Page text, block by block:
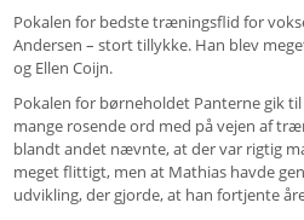
Pokalen for bedste træningsflid for
Andersen – stort tillykke. Han blev
og Ellen Coijn.
Pokalen for børneholdet Panterne gik
mange rosende ord med på vejen af
blandt andet nævnte, at der var rigtig
meget flittigt, men at Mathias havde
udvikling, der gjorde, at han fortjente